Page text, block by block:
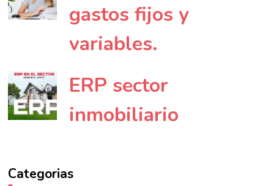
gastos fijos y
variables.
ERP sector
inmobiliario
Categorias